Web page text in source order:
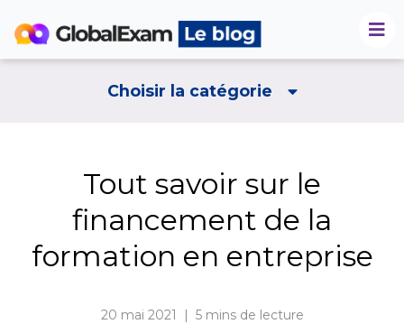
Choisir la catégorie
Tout savoir sur le
financement de la
formation en entreprise
20 mai 2021 | 5 mins de lecture